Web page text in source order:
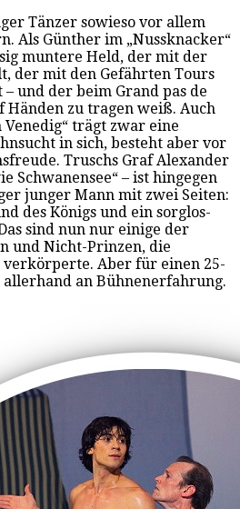
Tänzer sowieso vor allem
Als Günther im „Nussknacker“
muntere Held, der mit der
der mit den Gefährten Tours
und der beim Grand pas de
Händen zu tragen weiß. Auch
Venedig“ trägt zwar eine
in sich, besteht aber vor
Truschs Graf Alexander
Schwanensee“ – ist hingegen
junger Mann mit zwei Seiten:
des Königs und ein sorglos-
sind nun nur einige der
und Nicht-Prinzen, die
verkörperte. Aber für einen 25-
allerhand an Bühnenerfahrung.